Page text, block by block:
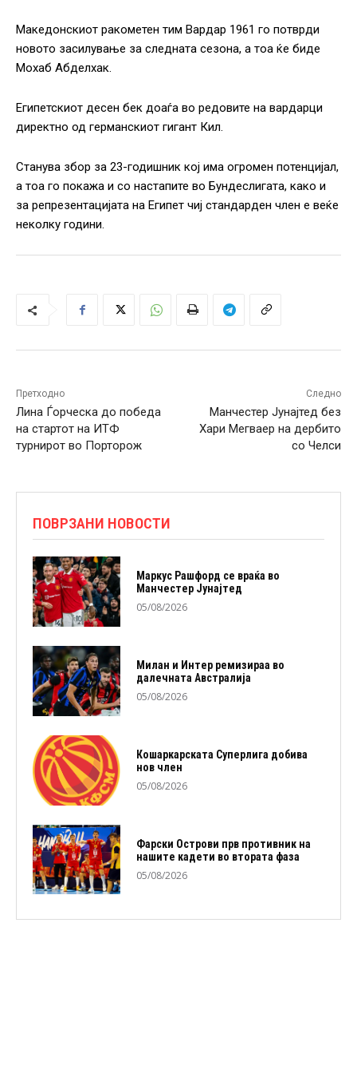
Македонскиот ракометен тим Вардар 1961 го потврди
новото засилување за следната сезона, а тоа ќе биде
Мохаб Абделхак.
Египетскиот десен бек доаѓа во редовите на вардарци
директно од германскиот гигант Кил.
Станува збор за 23-годишник кој има огромен потенцијал,
а тоа го покажа и со настапите во Бундеслигата, како и
за репрезентацијата на Египет чиј стандарден член е веќе
неколку години.
Претходно
Лина Ѓорческа до победа
на стартот на ИТФ
турнирот во Порторож
Следно
Манчестер Јунајтед без
Хари Мегваер на дербито
со Челси
ПОВРЗАНИ НОВОСТИ
Маркус Рашфорд се враќа во
Манчестер Јунајтед
05/08/2026
Милан и Интер ремизираа во
далечната Австралија
05/08/2026
Кошаркарската Суперлига добива
нов член
05/08/2026
Фарски Острови прв противник на
нашите кадети во втората фаза
05/08/2026